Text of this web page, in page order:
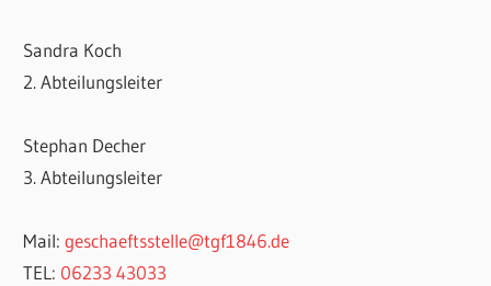
Sandra Koch
2. Abteilungsleiter
Stephan Decher
3. Abteilungsleiter
Mail:geschaeftsstelle@tgf1846.de
TEL: 06233 43033